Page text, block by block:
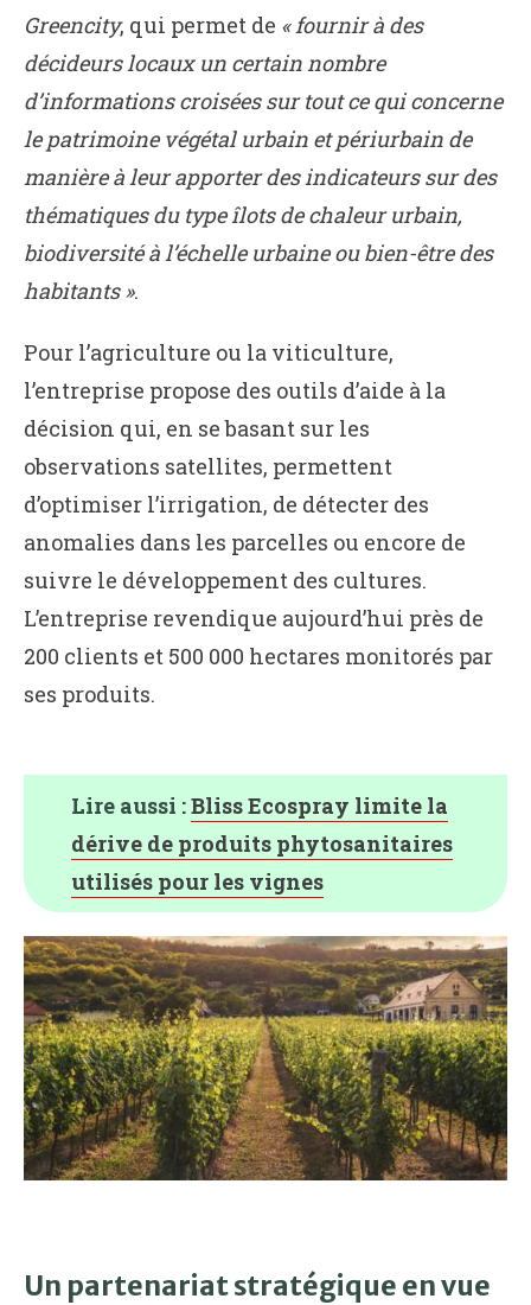
Greencity, qui permet de « fournir à des
décideurs locaux un certain nombre
d’informations croisées sur tout ce qui concerne
le patrimoine végétal urbain et périurbain de
manière à leur apporter des indicateurs sur des
thématiques du type îlots de chaleur urbain,
biodiversité à l’échelle urbaine ou bien-être des
habitants ».
Pour l’agriculture ou la viticulture,
l’entreprise propose des outils d’aide à la
décision qui, en se basant sur les
observations satellites, permettent
d’optimiser l’irrigation, de détecter des
anomalies dans les parcelles ou encore de
suivre le développement des cultures.
L’entreprise revendique aujourd’hui près de
200 clients et 500 000 hectares monitorés par
ses produits.
Lire aussi :Bliss Ecospray limite la
dérive de produits phytosanitaires
utilisés pour les vignes
Un partenariat stratégique en vue